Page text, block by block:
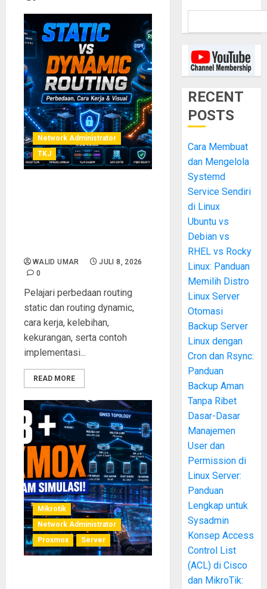
Network Administrator
TKJ
WALID UMAR
JULI 8, 2026
0
Pelajari perbedaan routing
static dan routing dynamic,
cara kerja, kelebihan,
kekurangan, serta contoh
implementasi...
READ MORE
Mikrotik
Network Administrator
Proxmox
Server
RECENT
POSTS
Cara Membuat
dan Mengelola
Systemd
Service Sendiri
di Linux
Ubuntu vs
Debian vs
RHEL vs Rocky
Linux: Panduan
Memilih Distro
Linux Server
Otomasi
Backup Server
Linux dengan
Cron dan Rsync:
Panduan
Backup Aman
Tanpa Ribet
Dasar-Dasar
Manajemen
User dan
Permission di
Linux Server:
Panduan
Lengkap untuk
Sysadmin
Konsep Access
Control List
(ACL) di Cisco
dan MikroTik: